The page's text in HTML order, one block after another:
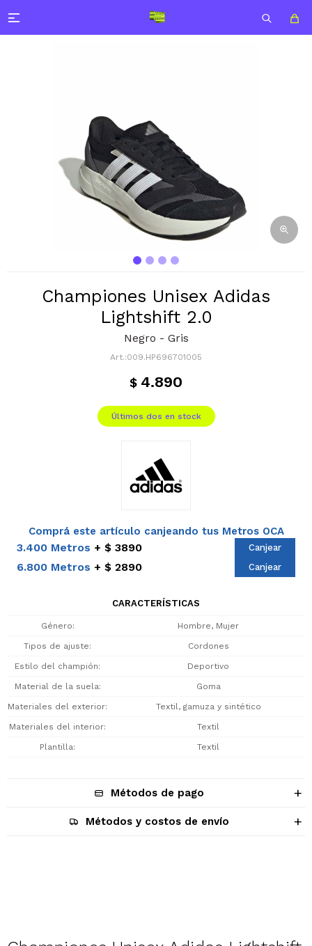

Championes Unisex Adidas
Lightshift 2.0
Negro - Gris
009.HP696701005
$ 4.890
Últimos dos en stock
Comprá este artículo canjeando tus Metros OCA
3.400 Metros $ 3890 Canjear
6.800 Metros $ 2890 Canjear
CARACTERÍSTICAS
Género Hombre, Mujer
Tipos de ajuste Cordones
Estilo del champión Deportivo
Material de la suela Goma
Materiales del exterior Textil, gamuza y sintético
Materiales del interior Textil
Plantilla Textil
Métodos de pago
Métodos y costos de envío